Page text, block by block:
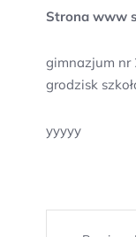
Strona www
gimnazjum nr
grodzisk
yyyyy